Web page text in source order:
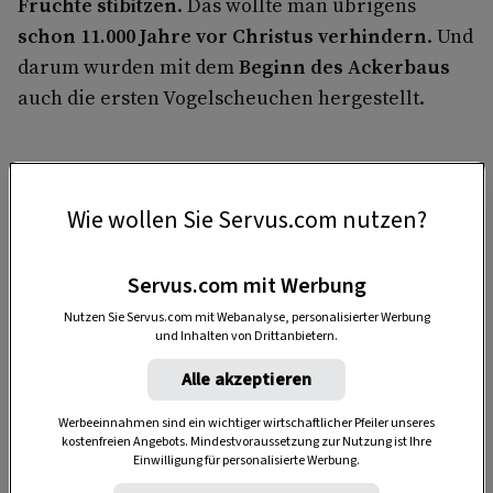
schon 11.000 Jahre vor Christus verhindern. Und
darum wurden mit demBeginn des Ackerbaus
auch die ersten Vogelscheuchen hergestellt.
Anzeige
Wie wollen Sie Servus.com nutzen?
Servus.com mit Werbung
Nutzen Sie Servus.com mit Webanalyse, personalisierter Werbung
und Inhalten von Drittanbietern.
Alle akzeptieren
Werbeeinnahmen sind ein wichtiger wirtschaftlicher Pfeiler unseres
kostenfreien Angebots. Mindestvoraussetzung zur Nutzung ist Ihre
Einwilligung für personalisierte Werbung.